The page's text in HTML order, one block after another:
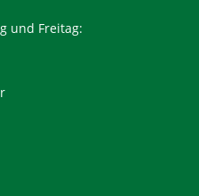
und Freitag: